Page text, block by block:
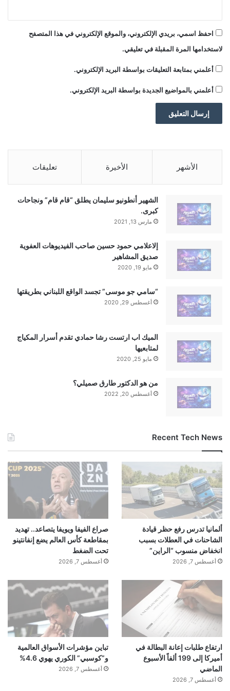
ة
احفظ اسمي، بريدي الإلكتروني، والموقع الإلكتروني في هذا المتصفح
لاستخدامها المرة المقبلة في تعليقي.
أعلمني بمتابعة التعليقات بواسطة البريد الإلكتروني.
أعلمني بالمواضيع الجديدة بواسطة البريد الإلكتروني.
الأشهر الأخيرة تعليقات
الشهير أنطونيو سليمان يطلق “قام قام” ونجاحات
كبرى.
مارس 13, 2021
إلاعلامي حمود حسين صاحب الفيديوهات العفوية
صديق المشاهير
مايو 19, 2020
“سامي جو موسى” تجسد الواقع اللبناني بطريقتها
أغسطس 29, 2020
الميك اب ارتست رشا حمادي تقدم أسرار المكياج
لمتابعيها
مايو 25, 2020
من هو الدكتور طارق صميلي؟
أغسطس 20, 2022
Recent Tech News
ألمانيا تدرس رفع حظر قيادة
الشاحنات في العطلات بسبب
انخفاض منسوب “الراين”
أغسطس 7, 2026
صراع الفيفا ويويفا يتصاعد.. تهديد
بمقاطعة كأس العالم يضع إنفانتينو
تحت الضغط
أغسطس 7, 2026
ارتفاع طلبات إعانة البطالة في
أميركا إلى 199 ألفاً الأسبوع
الماضي
أغسطس 7, 2026
تباين مؤشرات الأسواق العالمية
و”كوسبي” الكوري يهوي 4.6%
أغسطس 7, 2026